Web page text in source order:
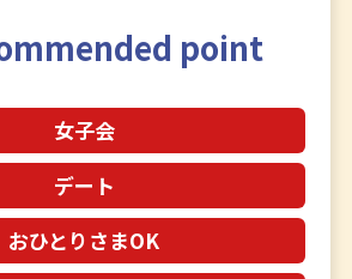
point
女子会
デート
おひとりさまOK